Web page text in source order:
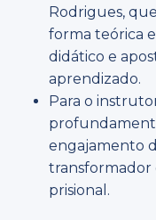
Rodrigues,
forma teórica
didático e
aprendizado.
Para o
engajamento
transformador
prisional.